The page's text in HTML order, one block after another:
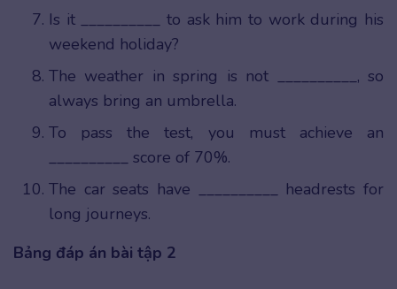
Is it __________ to ask him to work during his
weekend holiday?
The weather in spring is not __________, so
always bring an umbrella.
To pass the test, you must achieve an
__________ score of 70%.
The car seats have __________ headrests for
long journeys.
Bảng đáp án bài tập 2